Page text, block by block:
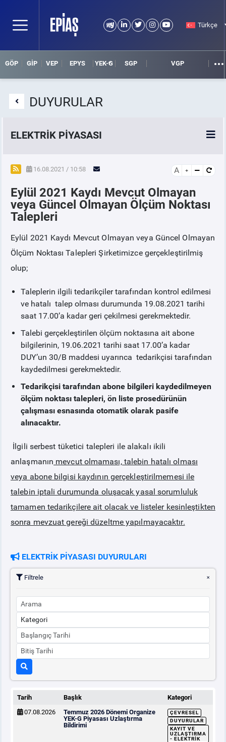
Türkçe
GÖP GİP VEP EPYS YEK-G SGP VGP
DUYURULAR
ELEKTRİK PİYASASI
SPOT ELEKTRİK PİYASALARI
ÖRNEK FİNANS BELGELERİ
VADELİ ELEKTRİK PİYASASI
PİYASAKAYITSÜRECİ
MALİ UZLAŞTIRMA
TEMİNAT
BÜLTENLER
DUYURULAR
BT HİZMET YÖNETİM SİSTEMİ POLİTİKAMIZ
16.08.2021 / 10:58 A
Eylül 2021 Kaydı Mevcut Olmayan
veya Güncel Olmayan Ölçüm Noktası
Talepleri
Eylül 2021 Kaydı Mevcut Olmayan veya Güncel Olmayan
Ölçüm Noktası Talepleri Şirketimizce gerçekleştirilmiş
olup;
Taleplerin ilgili tedarikçiler tarafından kontrol edilmesi
ve hatalı talep olması durumunda 19.08.2021 tarihi
saat 17.00’a kadar geri çekilmesi gerekmektedir.
Talebi gerçekleştirilen ölçüm noktasına ait abone
bilgilerinin, 19.06.2021 tarihi saat 17.00’a kadar
DUY’un 30/B maddesi uyarınca tedarikçisi tarafından
kaydedilmesi gerekmektedir.
Tedarikçisi tarafından abone bilgileri kaydedilmeyen
ölçüm noktası talepleri, ön liste prosedürünün
çalışması esnasında otomatik olarak pasife
alınacaktır.
İlgili serbest tüketici talepleri ile alakalı ikili
anlaşmanın mevcut olmaması, talebin hatalı olması
veya abone bilgisi kaydının gerçekleştirilmemesi ile
talebin iptali durumunda oluşacak yasal sorumluluk
tamamen tedarikçilere ait olacak ve listeler kesinleştikten
sonra mevzuat gereği düzeltme yapılmayacaktır.
ELEKTRİK PİYASASI DUYURULARI
Filtrele
Tarih Başlık
Kategori
07.08.2026
Temmuz 2026 Dönemi Organize
YEK-G Piyasası Uzlaştırma
Bildirimi
ÇEVRESEL
DUYURULAR
KAYIT VE
UZLAŞTIRMA
- ELEKTRIK